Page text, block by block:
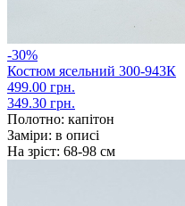
-30%
Костюм ясельний 300-943К
499.00 грн.
349.30 грн.
Полотно: капітон
Заміри: в описі
На зріст: 68-98 см